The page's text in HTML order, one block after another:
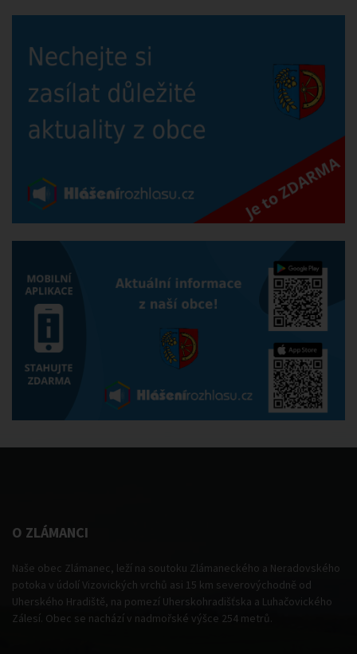
O ZLÁMANCI
Naše obec Zlámanec, leží na soutoku Zlámaneckého a Neradovského
potoka v údolí Vizovických vrchů asi 15 km severovýchodně od
Uherského Hradiště, na pomezí Uherskohradišťska a Luhačovického
Zálesí. Obec se nachází v nadmořské výšce 254 metrů.